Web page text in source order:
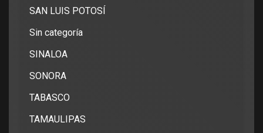
SAN LUIS POTOSÍ
Sin categoría
SINALOA
SONORA
TABASCO
TAMAULIPAS